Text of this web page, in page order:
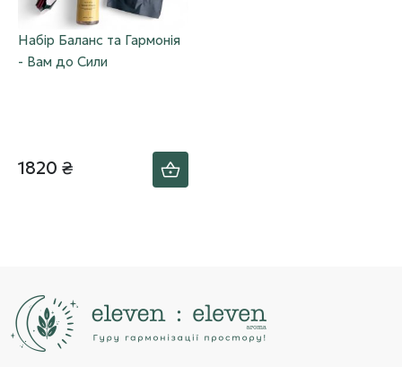
Набір Баланс та Гармонія
- Вам до Сили
1820 ₴